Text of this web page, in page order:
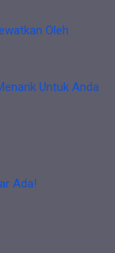
Oleh
Untuk Anda
Ada!